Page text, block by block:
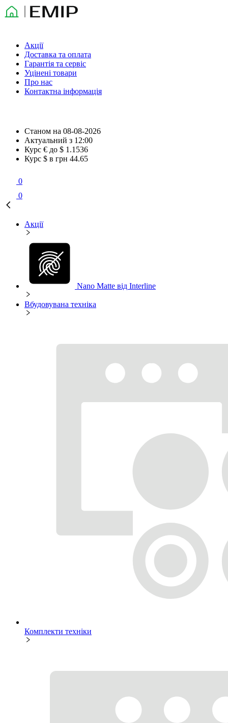
Акції
Доставка та оплата
Гарантія та сервіс
Уцінені товари
Про нас
Контактна інформація
Станом на 08-08-2026
Актуальний з 12:00
Курс € до $ 1.1536
Курс $ в грн 44.65
0
0
Акції
Nano Matte від Interline
Вбудовувана техніка
Комплекти техніки